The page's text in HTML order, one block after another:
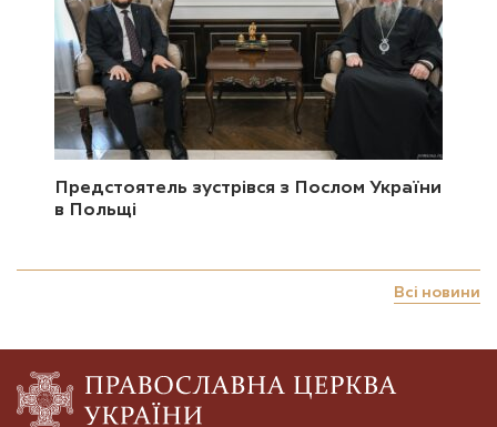
Предстоятель зустрівся з Послом України
в Польщі
Всі новини